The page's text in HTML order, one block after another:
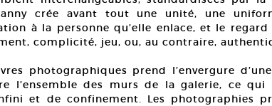
crée avant tout une unité, une
à la personne qu’elle enlace, et le
complicité, jeu, ou, au contraire,
photographiques prend l’envergure
l’ensemble des murs de la galerie, ce qui
et de confinement. Les photographies